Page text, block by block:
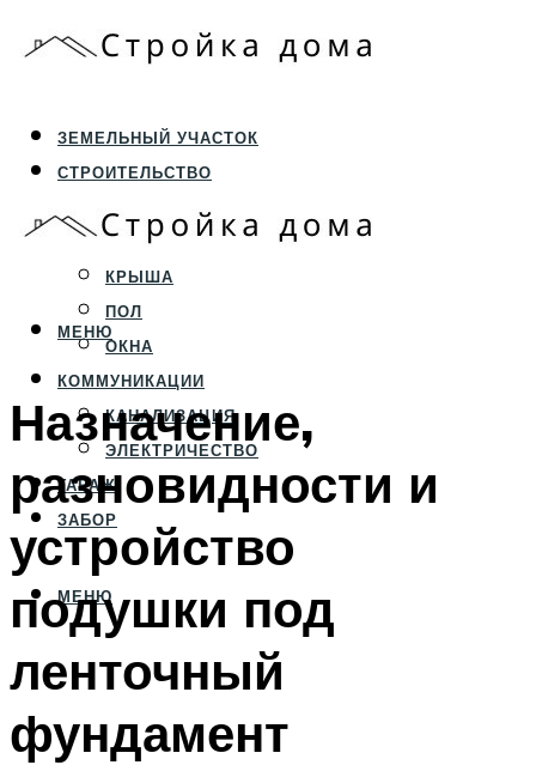
ЗЕМЕЛЬНЫЙ УЧАСТОК
СТРОИТЕЛЬСТВО
ФУНДАМЕНТ И ЦОКОЛЬ
ПЕРЕКРЫТИЯ И СТЕНЫ
КРЫША
ПОЛ
ОКНА
КОММУНИКАЦИИ
КАНАЛИЗАЦИЯ
ЭЛЕКТРИЧЕСТВО
ГАРАЖ
ЗАБОР
МЕНЮ
МЕНЮ
Назначение,
разновидности и
устройство
подушки под
ленточный
фундамент